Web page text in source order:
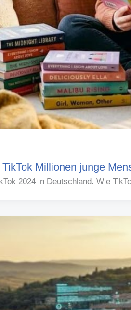
Millionen junge
2024 in Deutschland. Wie